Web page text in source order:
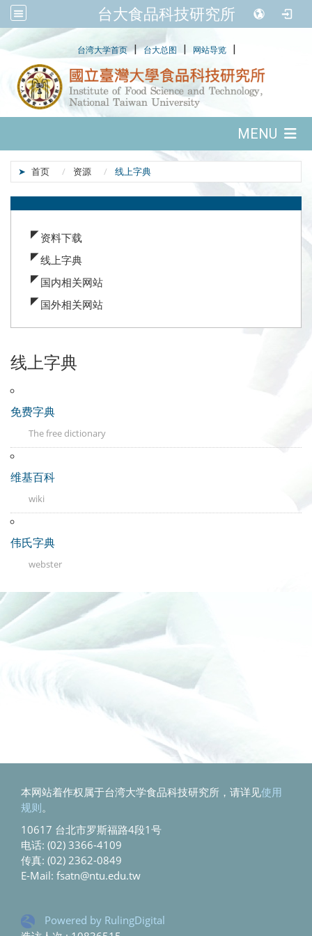
台大食品科技研究所
台湾大学首页 | 台大总图 | 网站导览 |
MENU
首页 资源 线上字典
资料下载
线上字典
国内相关网站
国外相关网站
线上字典
免费字典
The free dictionary
维基百科
wiki
伟氏字典
webster
本网站着作权属于台湾大学食品科技研究所，请详见使用
规则。
10617 台北市罗斯福路4段1号
电话: (02) 3366-4109
传真: (02) 2362-0849
E-Mail: fsatn@ntu.edu.tw
Powered by RulingDigital